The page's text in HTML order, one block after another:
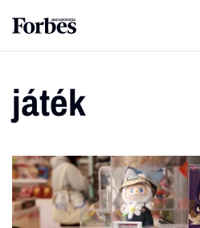
Vagy fedezze
játék